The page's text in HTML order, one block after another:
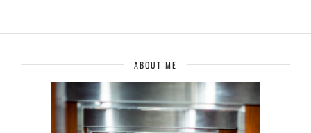
ABOUT ME